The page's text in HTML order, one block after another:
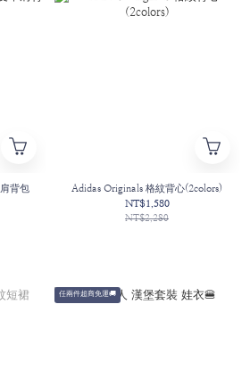
背包
Adidas Originals 格紋背心(2colors)
NT$1,580
NT$2,280
任兩件超商免運🚚